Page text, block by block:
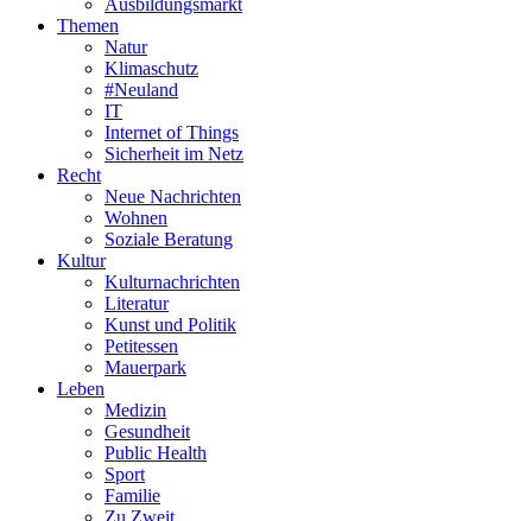
Ausbildungsmarkt
Themen
Natur
Klimaschutz
#Neuland
IT
Internet of Things
Sicherheit im Netz
Recht
Neue Nachrichten
Wohnen
Soziale Beratung
Kultur
Kulturnachrichten
Literatur
Kunst und Politik
Petitessen
Mauerpark
Leben
Medizin
Gesundheit
Public Health
Sport
Familie